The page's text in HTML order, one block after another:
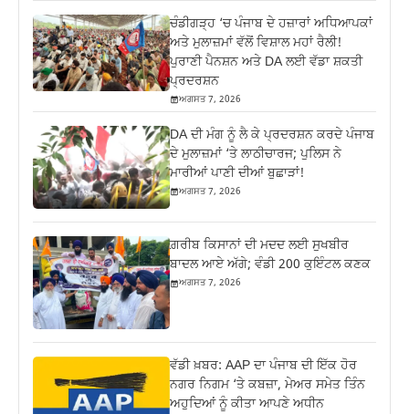
ਚੰਡੀਗੜ੍ਹ ‘ਚ ਪੰਜਾਬ ਦੇ ਹਜ਼ਾਰਾਂ ਅਧਿਆਪਕਾਂ
ਅਤੇ ਮੁਲਾਜ਼ਮਾਂ ਵੱਲੋਂ ਵਿਸ਼ਾਲ ਮਹਾਂ ਰੈਲੀ!
ਪੁਰਾਣੀ ਪੈਨਸ਼ਨ ਅਤੇ DA ਲਈ ਵੱਡਾ ਸ਼ਕਤੀ
ਪ੍ਰਦਰਸ਼ਨ
ਅਗਸਤ 7, 2026
DA ਦੀ ਮੰਗ ਨੂੰ ਲੈ ਕੇ ਪ੍ਰਦਰਸ਼ਨ ਕਰਦੇ ਪੰਜਾਬ
ਦੇ ਮੁਲਾਜ਼ਮਾਂ ‘ਤੇ ਲਾਠੀਚਾਰਜ; ਪੁਲਿਸ ਨੇ
ਮਾਰੀਆਂ ਪਾਣੀ ਦੀਆਂ ਬੁਛਾੜਾਂ!
ਅਗਸਤ 7, 2026
ਗ਼ਰੀਬ ਕਿਸਾਨਾਂ ਦੀ ਮਦਦ ਲਈ ਸੁਖਬੀਰ
ਬਾਦਲ ਆਏ ਅੱਗੇ; ਵੰਡੀ 200 ਕੁਇੰਟਲ ਕਣਕ
ਅਗਸਤ 7, 2026
ਵੱਡੀ ਖ਼ਬਰ: AAP ਦਾ ਪੰਜਾਬ ਦੀ ਇੱਕ ਹੋਰ
ਨਗਰ ਨਿਗਮ ‘ਤੇ ਕਬਜ਼ਾ, ਮੇਅਰ ਸਮੇਤ ਤਿੰਨ
ਅਹੁਦਿਆਂ ਨੂੰ ਕੀਤਾ ਆਪਣੇ ਅਧੀਨ